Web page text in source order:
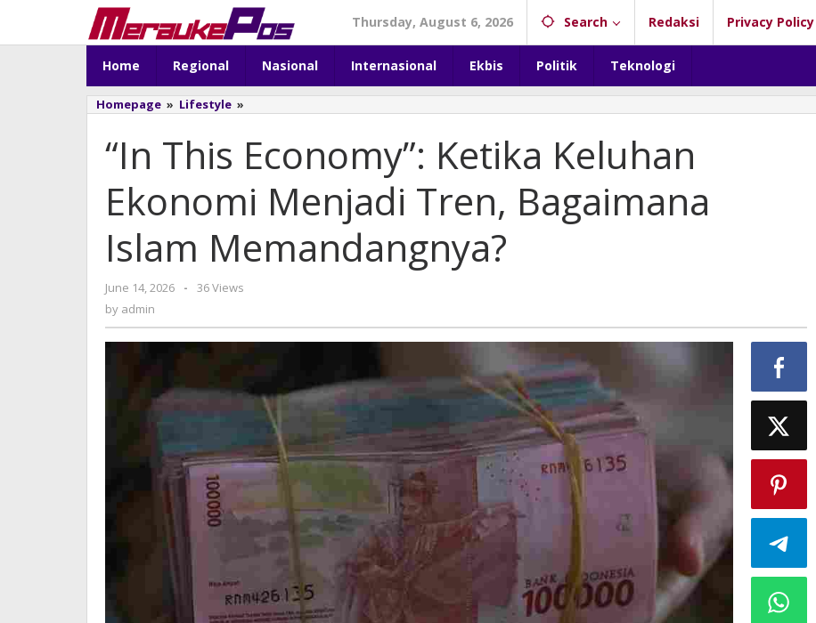
content
Thursday, August 6, 2026 Search Redaksi Privacy Policy
Home Regional Nasional Internasional Ekbis Politik Teknologi
Homepage » Lifestyle »
Ketika
Keluhan
Ekonomi
Menjadi
Bagaimana
Islam
“In This Economy”: Ketika Keluhan
Ekonomi Menjadi Tren, Bagaimana
Islam Memandangnya?
June 14, 2026
by
-
36 Views
by admin